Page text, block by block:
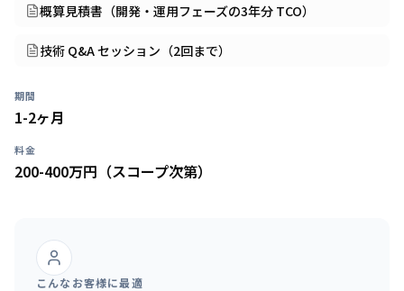
概算見積書（開発・運用フェーズの3年分 TCO）
技術 Q&A セッション（2回まで）
期間
1-2ヶ月
料金
200-400万円（スコープ次第）
こんなお客様に最適